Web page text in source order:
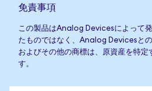
免責事項
この製品はAnalog Devicesによって
たものではなく、Analog Devicesと
およびその他の商標は、原資産を特定
す。